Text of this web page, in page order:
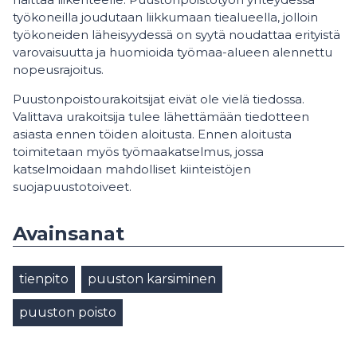
työkoneilla joudutaan liikkumaan tiealueella, jolloin
työkoneiden läheisyydessä on syytä noudattaa erityistä
varovaisuutta ja huomioida työmaa-alueen alennettu
nopeusrajoitus.
Puustonpoistourakoitsijat eivät ole vielä tiedossa.
Valittava urakoitsija tulee lähettämään tiedotteen
asiasta ennen töiden aloitusta. Ennen aloitusta
toimitetaan myös työmaakatselmus, jossa
katselmoidaan mahdolliset kiinteistöjen
suojapuustotoiveet.
Avainsanat
tienpito puuston karsiminen
puuston poisto